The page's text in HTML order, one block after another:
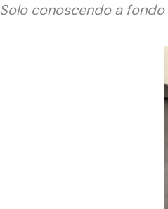
Solo conoscendo a